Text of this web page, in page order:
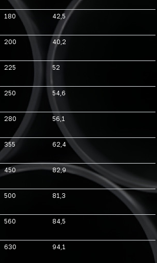
180 42,5
200 40,2
225 52
250 54,6
280 56,1
355 62,4
450 82,9
500 81,3
560 84,5
630 94,1